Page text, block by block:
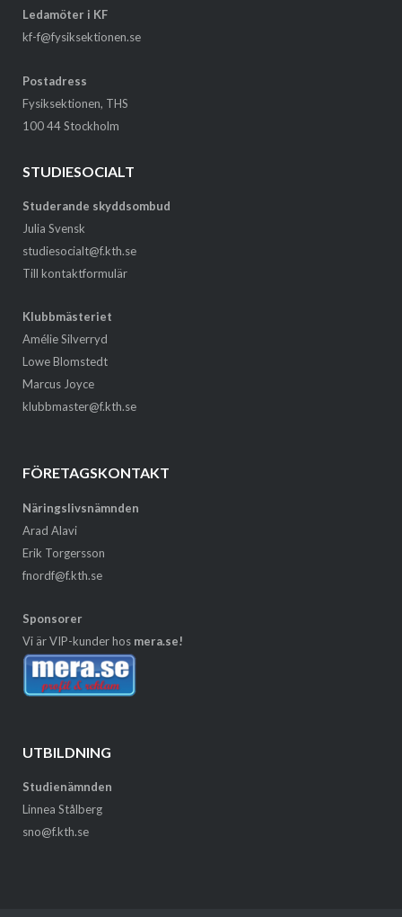
Ledamöter i KF
kf-f@fysiksektionen.se
Postadress
Fysiksektionen, THS
100 44 Stockholm
STUDIESOCIALT
Studerande skyddsombud
Julia Svensk
studiesocialt@f.kth.se
Till kontaktformulär
Klubbmästeriet
Amélie Silverryd
Lowe Blomstedt
Marcus Joyce
klubbmaster@f.kth.se
FÖRETAGSKONTAKT
Näringslivsnämnden
Arad Alavi
Erik Torgersson
fnordf@f.kth.se
Sponsorer
Vi är VIP-kunder hos mera.se!
UTBILDNING
Studienämnden
Linnea Stålberg
sno@f.kth.se